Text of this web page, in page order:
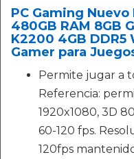
PC Gaming
480GB RAM 8GB
K2200 4GB DDR5
Gamer para
Permite jugar a
Referencia:
1920x1080, 3D
60-120 fps.
120fps